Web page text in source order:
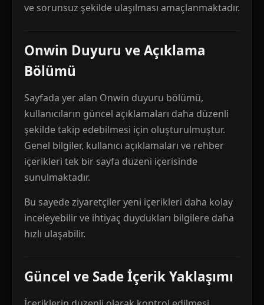
ve sorunsuz şekilde ulaşılması amaçlanmaktadır.
Onwin Duyuru ve Açıklama
Bölümü
Sayfada yer alan Onwin duyuru bölümü,
kullanıcıların güncel açıklamaları daha düzenli
şekilde takip edebilmesi için oluşturulmuştur.
Genel bilgiler, kullanıcı açıklamaları ve rehber
içerikleri tek bir sayfa düzeni içerisinde
sunulmaktadır.
Bu sayede ziyaretçiler yeni içerikleri daha kolay
inceleyebilir ve ihtiyaç duydukları bilgilere daha
hızlı ulaşabilir.
Güncel ve Sade İçerik Yaklaşımı